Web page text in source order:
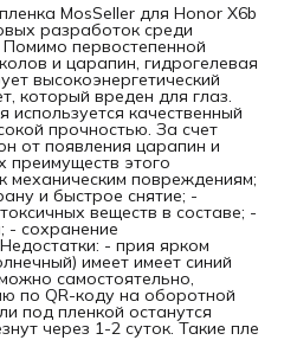
MosSeller для Honor X6b
разработок среди
первостепенной
и царапин, гидрогелевая
высокоэнергетический
который вреден для глаз.
используется качественный
прочностью. За счет
от появления царапин и
преимуществ этого
механическим повреждениям;
и быстрое снятие; -
веществ в составе; -
- сохранение
- прия ярком
имеет имеет синий
самостоятельно,
по QR-коду на оборотной
под пленкой останутся
через 1-2 суток. Такие пле